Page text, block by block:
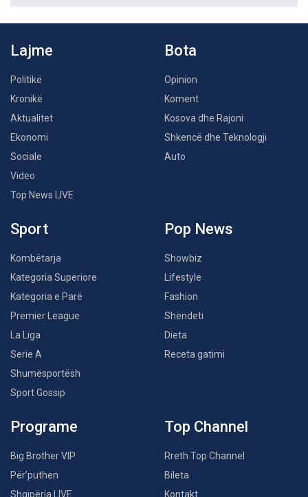
Lajme
Politikë
Kronikë
Aktualitet
Ekonomi
Sociale
Video
Top News LIVE
Bota
Opinion
Koment
Kosova dhe Rajoni
Shkencë dhe Teknologji
Auto
Sport
Kombëtarja
Kategoria Superiore
Kategoria e Parë
Premier League
La Liga
Serie A
Shumësportësh
Sport Gossip
Pop News
Showbiz
Lifestyle
Fashion
Shëndeti
Dieta
Receta gatimi
Programe
Big Brother VIP
Për’puthen
Shqipëria LIVE
Top Channel
Rreth Top Channel
Bileta
Kontakt